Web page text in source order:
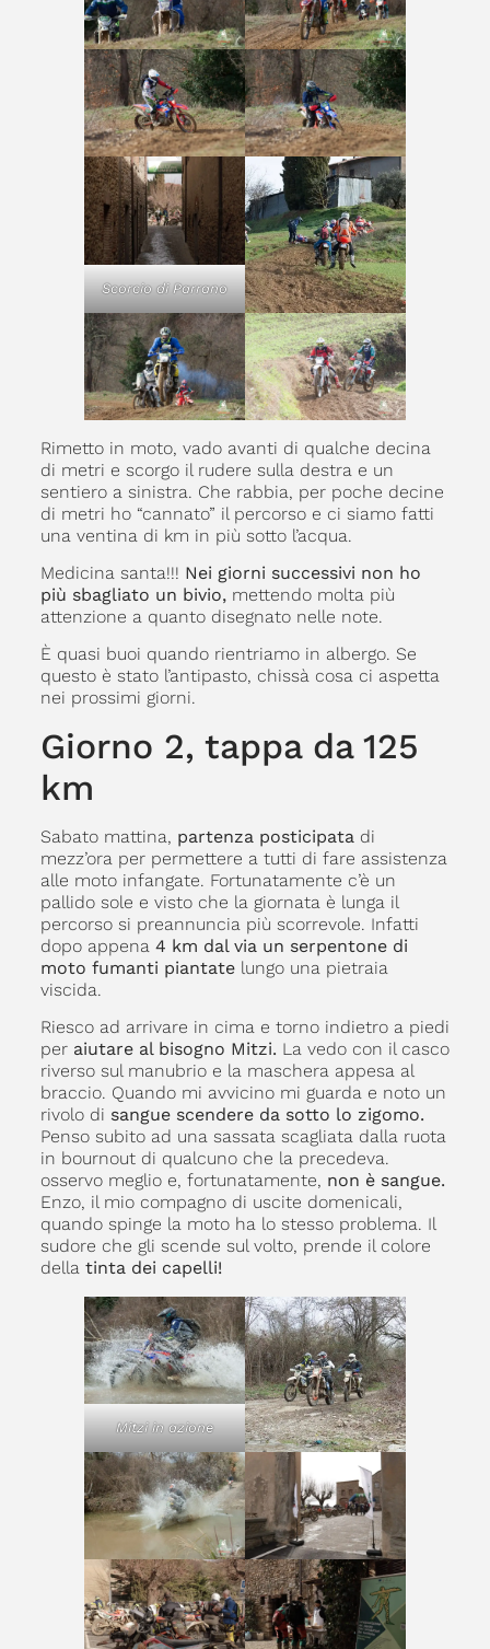
Scorcio di Parrano
Rimetto in moto, vado avanti di qualche decina
di metri e scorgo il rudere sulla destra e un
sentiero a sinistra. Che rabbia, per poche decine
di metri ho “cannato” il percorso e ci siamo fatti
una ventina di km in più sotto l’acqua.
Medicina santa!!! Nei giorni successivi non ho
più sbagliato un bivio,mettendo molta più
attenzione a quanto disegnato nelle note.
È quasi buoi quando rientriamo in albergo. Se
questo è stato l’antipasto, chissà cosa ci aspetta
nei prossimi giorni.
Giorno 2, tappa da 125
km
Sabato mattina, partenza posticipata di
mezz’ora per permettere a tutti di fare assistenza
alle moto infangate. Fortunatamente c’è un
pallido sole e visto che la giornata è lunga il
percorso si preannuncia più scorrevole. Infatti
dopo appena 4 km dal via un serpentone di
moto fumanti piantatelungo una pietraia
viscida.
Riesco ad arrivare in cima e torno indietro a piedi
per aiutare al bisogno Mitzi. La vedo con il casco
riverso sul manubrio e la maschera appesa al
braccio. Quando mi avvicino mi guarda e noto un
rivolo di sangue scendere da sotto lo zigomo.
Penso subito ad una sassata scagliata dalla ruota
in bournout di qualcuno che la precedeva.
osservo meglio e, fortunatamente, non è sangue.
Enzo, il mio compagno di uscite domenicali,
quando spinge la moto ha lo stesso problema. Il
sudore che gli scende sul volto, prende il colore
della tinta dei capelli!
Mitzi in azione